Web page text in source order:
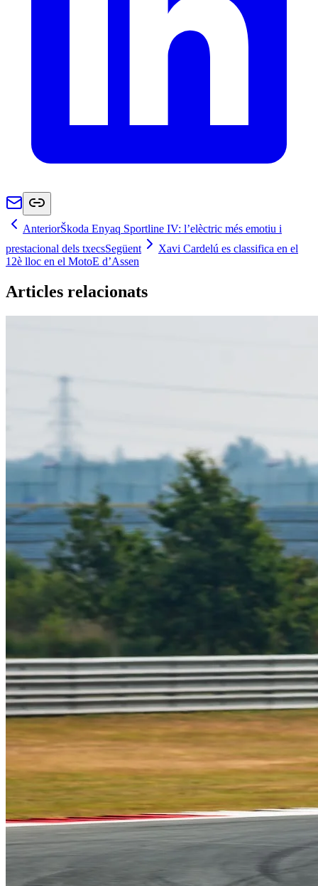
AnteriorŠkoda Enyaq Sportline IV: l’elèctric més emotiu i
prestacional dels txecsSegüent
Xavi Cardelú es classifica en el
12è lloc en el MotoE d’Assen
Articles relacionats